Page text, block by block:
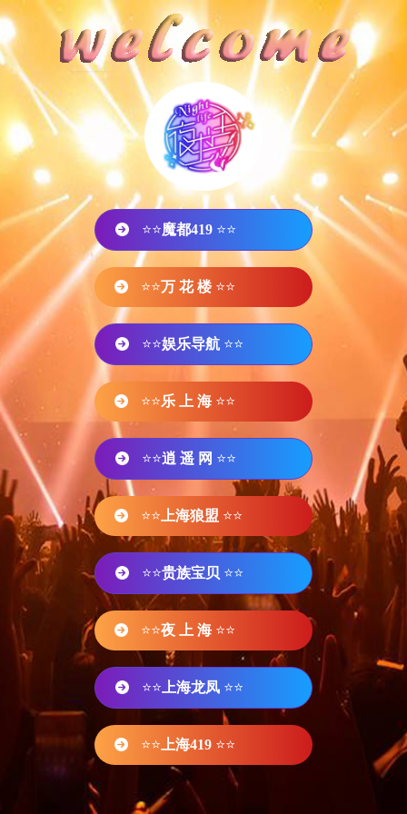
⭐⭐魔都419 ⭐⭐
⭐⭐万 花 楼 ⭐⭐
⭐⭐娱乐导航 ⭐⭐
⭐⭐乐 上 海 ⭐⭐
⭐⭐逍 遥 网 ⭐⭐
⭐⭐ 上海狼盟 ⭐⭐
⭐⭐贵族宝贝 ⭐⭐
⭐⭐夜 上 海 ⭐⭐
⭐⭐ 上海龙凤 ⭐⭐
⭐⭐ 上海419 ⭐⭐